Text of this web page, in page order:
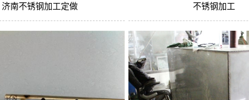
济南不锈钢加工定做 不锈钢加工